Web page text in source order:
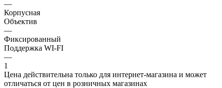
—
Корпусная
Объектив
—
Фиксированный
Поддержка WI-FI
—
1
Цена действительна только для интернет-магазина и может
отличаться от цен в розничных магазинах